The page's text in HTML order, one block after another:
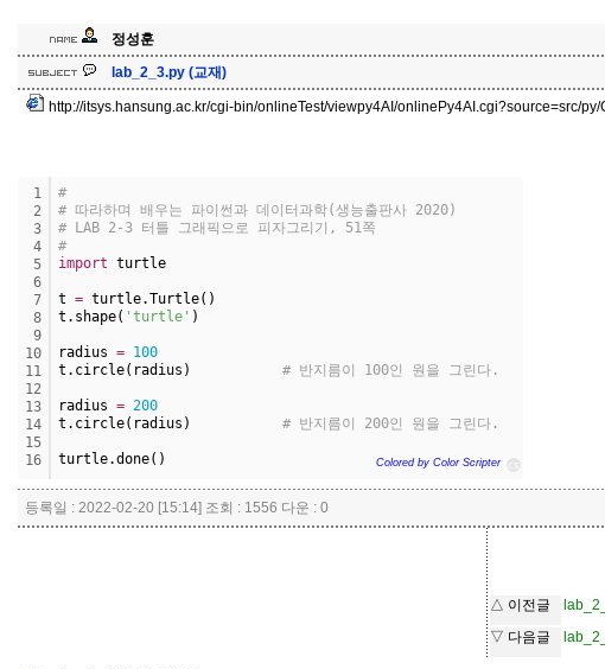
정성훈
lab_2_3.py (교재)
http://itsys.hansung.ac.kr/cgi-bin/onlineTest/viewpy4AI/onlinePy4AI.cgi?source=src/
1
2
3
4
5
6
7
8
9
10
11
12
13
14
15
16
#
# 따라하며 배우는 파이썬과 데이터과학(생능출판사 2020)
# LAB 2-3 터틀 그래픽으로 피자그리기, 51쪽
#
import turtle
t = turtle.Turtle()
t.shape( 'turtle' )
radius = 100
t.circle(radius) # 반지름이 100인 원을 그린다.
radius = 200
t.circle(radius) # 반지름이 200인 원을 그린다.
turtle.done() Colored by Color Scripter
등록일 : 2022-02-20 [15:14] 조회 : 1556 다운 : 0
△ 이전글
▽ 다음글